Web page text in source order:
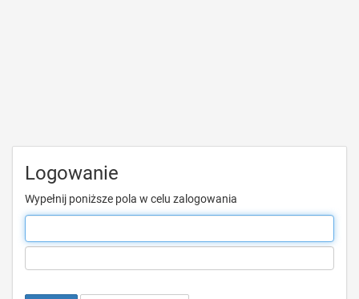
Logowanie
Wypełnij poniższe pola w celu zalogowania